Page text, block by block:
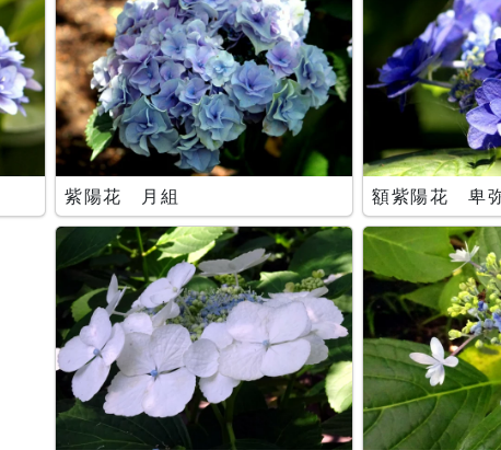
紫陽花 月組 額紫陽花 卑